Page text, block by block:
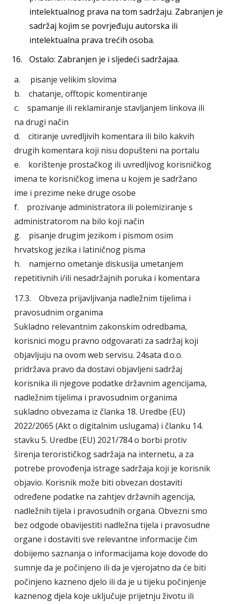
intelektualnog prava na tom sadržaju. Zabranjen je
sadržaj kojim se povrjeđuju autorska ili
intelektualna prava trećih osoba.
Ostalo: Zabranjen je i sljedeći sadržajaa.
a. pisanje velikim slovima
b. chatanje, offtopic komentiranje
c. spamanje ili reklamiranje stavljanjem linkova ili
na drugi način
d. citiranje uvredljivih komentara ili bilo kakvih
drugih komentara koji nisu dopušteni na portalu
e. korištenje prostačkog ili uvredljivog korisničkog
imena te korisničkog imena u kojem je sadržano
ime i prezime neke druge osobe
f. prozivanje administratora ili polemiziranje s
administratorom na bilo koji način
g. pisanje drugim jezikom i pismom osim
hrvatskog jezika i latiničnog pisma
h. namjerno ometanje diskusija umetanjem
repetitivnih i/ili nesadržajnih poruka i komentara
17.3. Obveza prijavljivanja nadležnim tijelima i
pravosudnim organima
Sukladno relevantnim zakonskim odredbama,
korisnici mogu pravno odgovarati za sadržaj koji
objavljuju na ovom web servisu. 24sata d.o.o.
pridržava pravo da dostavi objavljeni sadržaj
korisnika ili njegove podatke državnim agencijama,
nadležnim tijelima i pravosudnim organima
sukladno obvezama iz članka 18. Uredbe (EU)
2022/2065 (Akt o digitalnim uslugama) i članku 14.
stavku 5. Uredbe (EU) 2021/784 o borbi protiv
širenja terorističkog sadržaja na internetu, a za
potrebe provođenja istrage sadržaja koji je korisnik
objavio. Korisnik može biti obvezan dostaviti
određene podatke na zahtjev državnih agencija,
nadležnih tijela i pravosudnih organa. Obvezni smo
bez odgode obavijestiti nadležna tijela i pravosudne
organe i dostaviti sve relevantne informacije čim
dobijemo saznanja o informacijama koje dovode do
sumnje da je počinjeno ili da je vjerojatno da će biti
počinjeno kazneno djelo ili da je u tijeku počinjenje
kaznenog djela koje uključuje prijetnju životu ili